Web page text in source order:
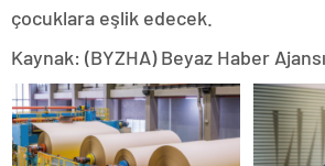
çocuklara eşlik edecek.
Kaynak: (BYZHA) Beyaz Haber Ajansı